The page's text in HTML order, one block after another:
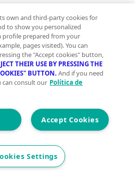
los derechos reservados - UCI
INMOBILIARIOS, S.A.U
own and third-party cookies for
to show you personalized
profile prepared from your
pages visited). You can
the "Accept cookies" button,
THEIR USE BY PRESSING THE
BUTTON. And if you need
consult our Política de
Accept Cookies
Settings